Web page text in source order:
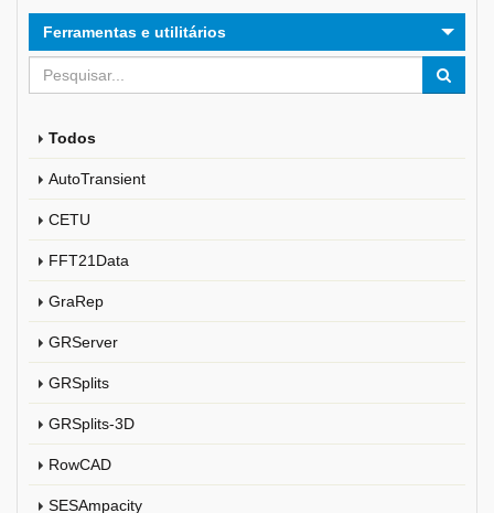
Ferramentas e utilitários
Todos
AutoTransient
CETU
FFT21Data
GraRep
GRServer
GRSplits
GRSplits-3D
RowCAD
SESAmpacity